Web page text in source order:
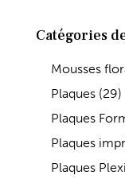
Catégories
Mousses
Plaques (29)
Plaques
Plaques
Plaques